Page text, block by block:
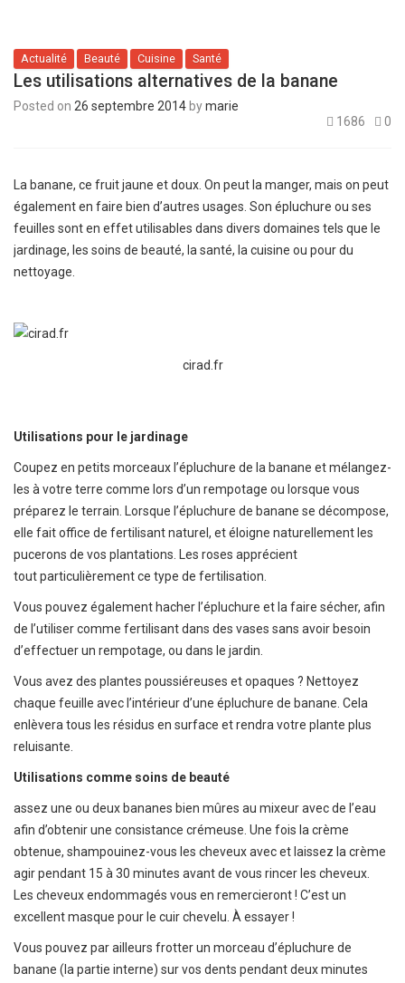
Actualité Beauté Cuisine Santé
Les utilisations alternatives de la banane
Posted on 26 septembre 2014 bymarie
1686
0
La banane, ce fruit jaune et doux. On peut la manger, mais on peut
également en faire bien d’autres usages. Son épluchure ou ses
feuilles sont en effet utilisables dans divers domaines tels que le
jardinage, les soins de beauté, la santé, la cuisine ou pour du
nettoyage.
cirad.fr
Utilisations pour le jardinage
Coupez en petits morceaux l’épluchure de la banane et mélangez-
les à votre terre comme lors d’un rempotage ou lorsque vous
préparez le terrain. Lorsque l’épluchure de banane se décompose,
elle fait office de fertilisant naturel, et éloigne naturellement les
pucerons de vos plantations. Les roses apprécient
tout particulièrement ce type de fertilisation.
Vous pouvez également hacher l’épluchure et la faire sécher, afin
de l’utiliser comme fertilisant dans des vases sans avoir besoin
d’effectuer un rempotage, ou dans le jardin.
Vous avez des plantes poussiéreuses et opaques ? Nettoyez
chaque feuille avec l’intérieur d’une épluchure de banane. Cela
enlèvera tous les résidus en surface et rendra votre plante plus
reluisante.
Utilisations comme soins de beauté
assez une ou deux bananes bien mûres au mixeur avec de l’eau
afin d’obtenir une consistance crémeuse. Une fois la crème
obtenue, shampouinez-vous les cheveux avec et laissez la crème
agir pendant 15 à 30 minutes avant de vous rincer les cheveux.
Les cheveux endommagés vous en remercieront ! C’est un
excellent masque pour le cuir chevelu. À essayer !
Vous pouvez par ailleurs frotter un morceau d’épluchure de
banane (la partie interne) sur vos dents pendant deux minutes